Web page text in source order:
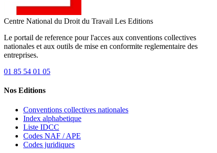
Centre National du Droit du Travail Les Editions
Le portail de reference pour l'acces aux conventions collectives
nationales et aux outils de mise en conformite reglementaire des
entreprises.
01 85 54 01 05
Nos Editions
Conventions collectives nationales
Index alphabetique
Liste IDCC
Codes NAF / APE
Codes juridiques